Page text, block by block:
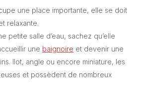
une place importante, elle se doit
relaxante.
petite salle d’eau, sachez qu’elle
une baignoire et devenir une
Ilot, angle ou encore miniature, les
et possèdent de nombreux